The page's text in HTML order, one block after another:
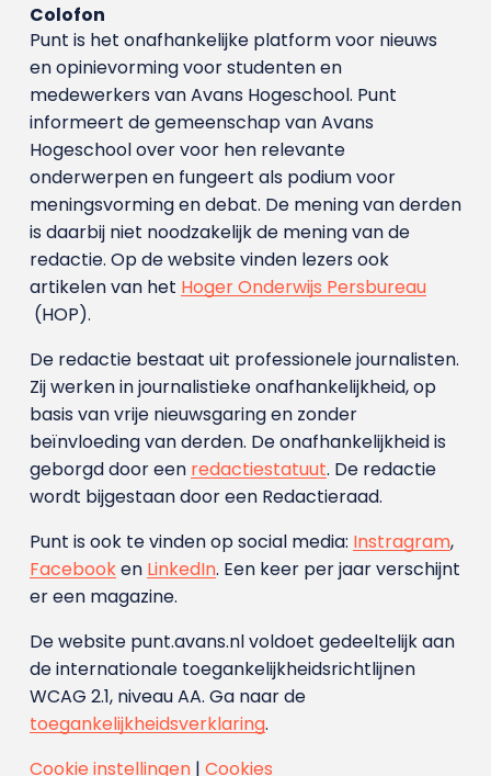
Colofon
Punt is het onafhankelijke platform voor nieuws
en opinievorming voor studenten en
medewerkers van Avans Hoge­school. Punt
informeert de gemeenschap van Avans
Hogeschool over voor hen relevante
onderwerpen en fungeert als podium voor
meningsvorming en debat. De mening van derden
is daarbij niet noodzakelijk de mening van de
redactie. Op de website vinden lezers ook
artikelen van het Hoger Onderwijs Persbureau
(HOP).
De redactie bestaat uit professionele journalisten.
Zij werken in journalistieke onafhankelijkheid, op
basis van vrije nieuwsgaring en zonder
beïnvloeding van derden. De onafhankelijkheid is
geborgd door een redactiestatuut. De redactie
wordt bijgestaan door een Redactieraad.
Punt is ook te vinden op social media: Instragram,
Facebooken LinkedIn. Een keer per jaar verschijnt
er een magazine.
De website punt.avans.nl voldoet gedeeltelijk aan
de internationale toegankelijkheidsrichtlijnen
WCAG 2.1, niveau AA. Ga naar de
toegankelijkheidsverklaring.
Cookie instellingen| Cookies